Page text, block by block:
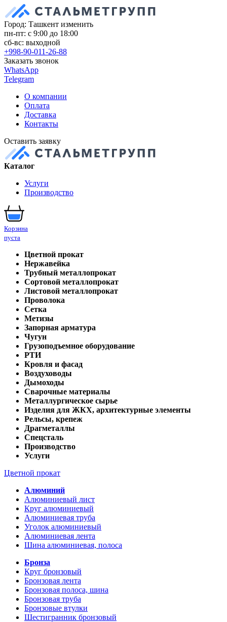
Город: Ташкент изменить
пн-пт: с 9:00 до 18:00
сб-вс: выходной
+998-90-011-26-88
Заказать звонок
WhatsApp
Telegram
О компании
Оплата
Доставка
Контакты
Оставить заявку
Каталог
Услуги
Производство
Корзина
пуста
Цветной прокат
Нержавейка
Трубный металлопрокат
Сортовой металлопрокат
Листовой металлопрокат
Проволока
Сетка
Метизы
Запорная арматура
Чугун
Грузоподъемное оборудование
РТИ
Кровля и фасад
Воздуховоды
Дымоходы
Сварочные материалы
Металлургическое сырье
Изделия для ЖКХ, архитектурные элементы
Рельсы, крепеж
Драгметаллы
Спецсталь
Производство
Услуги
Цветной прокат
Алюминий
Алюминиевый лист
Круг алюминиевый
Алюминиевая труба
Уголок алюминиевый
Алюминиевая лента
Шина алюминиевая, полоса
Бронза
Круг бронзовый
Бронзовая лента
Бронзовая полоса, шина
Бронзовая труба
Бронзовые втулки
Шестигранник бронзовый